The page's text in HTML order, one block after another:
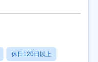
休日120日以上